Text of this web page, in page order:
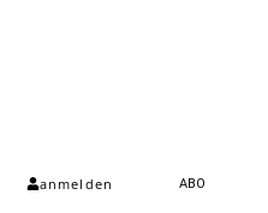
anmelden ABO